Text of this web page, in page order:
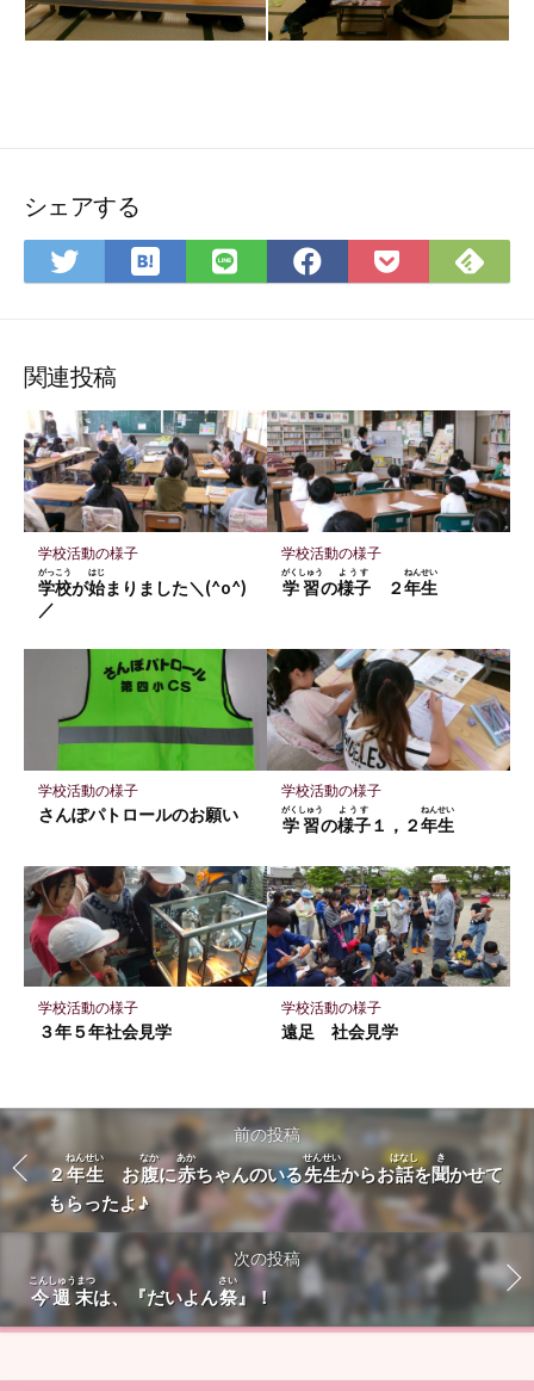
シェアする
Twitter
ェ
ア
は
ッ
ク
マ
ー
ク
に
保
存
LINE
ア
Facebook
ア
Pocket
Feedly
関連投稿
学校活動の様子
学校
がっこう
が始
はじ
まりました＼(^o^)
／
学校活動の様子
学習
がくしゅう
の様子
ようす
２年生
ねんせい
学校活動の様子
さんぽパトロールのお願い
学校活動の様子
学習
がくしゅう
の様子
ようす
１，２年生
ねんせい
学校活動の様子
３年５年社会見学
学校活動の様子
遠足 社会見学
前の投稿
２年生
ねんせい
お腹
なか
に赤
あか
ちゃんのいる先生
せんせい
からお話
はなし
を聞
き
かせて
もらったよ♪
次の投稿
今週末
こんしゅうまつ
は、『だいよん祭
さい
』！